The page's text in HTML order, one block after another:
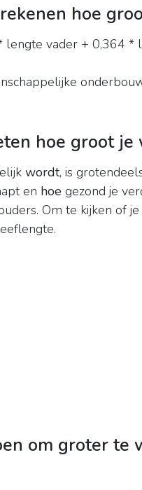
hoe
lengte vader + 0,364 *
hoe groot je
wordt, is
en hoe gezond je
Om te kijken of
om groter te